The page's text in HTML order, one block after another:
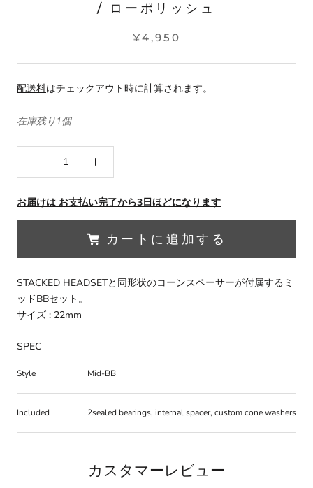
/ ローポリッシュ
¥4,950
配送料はチェックアウト時に計算されます。
在庫残り1個
お届けは お支払い完了から3日ほどになります
カートに追加する
STACKED HEADSETと同形状のコーンスペーサーが付属するミ
ッドBBセット。
サイズ : 22mm
SPEC
Style Mid-BB
Included 2sealed bearings, internal spacer, custom cone washers
カスタマーレビュー